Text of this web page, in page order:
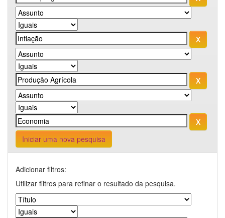
Iniciar uma nova pesquisa
Adicionar filtros:
Utilizar filtros para refinar o resultado da pesquisa.